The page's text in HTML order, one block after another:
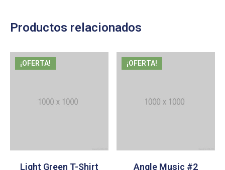
Productos relacionados
¡OFERTA!
Light Green T-Shirt
¡OFERTA!
Angle Music #2